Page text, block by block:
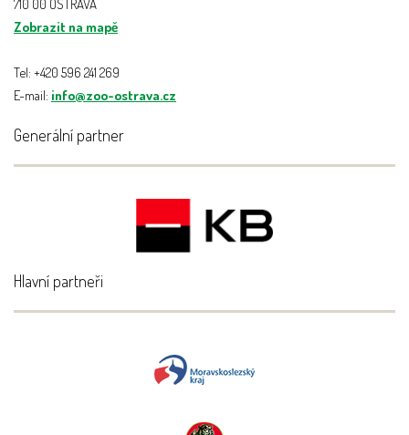
710 00 OSTRAVA
Zobrazit na mapě
Tel: +420 596 241 269
E-mail: info@zoo-ostrava.cz
Generální partner
Hlavní partneři